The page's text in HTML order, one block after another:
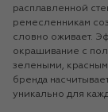
расплавленной
ремесленникам
словно оживает.
окрашивание с
зелеными,
бренда
уникально для